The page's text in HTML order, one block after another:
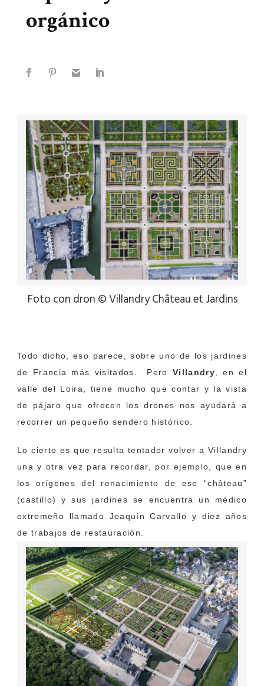
orgánico
Foto con dron © Villandry Château et Jardins
Todo dicho, eso parece, sobre uno de los jardines
de Francia más visitados. Pero Villandry , en el
valle del Loira, tiene mucho que contar y la vista
de pájaro que ofrecen los drones nos ayudará a
recorrer un pequeño sendero histórico.
Lo cierto es que resulta tentador volver a Villandry
una y otra vez para recordar, por ejemplo, que en
los orígenes del renacimiento de ese “château”
(castillo) y sus jardines se encuentra un médico
extremeño llamado Joaquín Carvallo y diez años
de trabajos de restauración.